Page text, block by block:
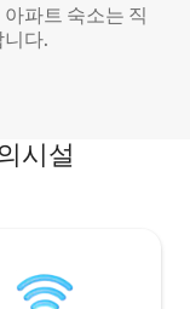
파트 숙소는 직
다.
시설